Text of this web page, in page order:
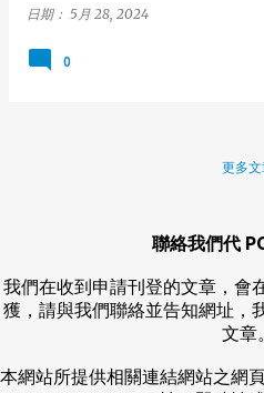
日期： 5月 28, 2024
0
更多文
聯絡我們代
我們在收到申請刊登的文章，會
獲，請與我們聯絡並告知網址，
文章。
本網站所提供相關連結網站之網